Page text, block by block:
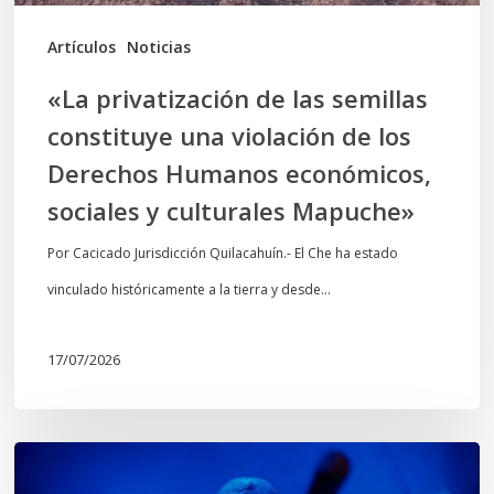
Artículos Noticias
Humanos
económicos,
sociales
culturales
Mapuche»
«La privatización de las semillas
constituye una violación de los
Derechos Humanos económicos,
sociales y culturales Mapuche»
Por Cacicado Jurisdicción Quilacahuín.- El Che ha estado
vinculado históricamente a la tierra y desde…
17/07/2026